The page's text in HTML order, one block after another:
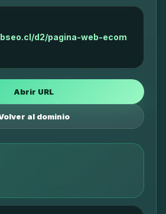
d2/pagina-web-ecom
Abrir URL
al dominio